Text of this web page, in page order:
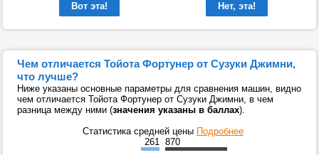
Вот эта!
Нет, эта!
Чем отличается Тойота Фортунер от Сузуки Джимни,
что лучше?
Ниже указаны основные параметры для сравнения машин, видно
чем отличается Тойота Фортунер от Сузуки Джимни, в чем
разница между ними (значения указаны в баллах).
Статистика средней цены Подробнее
261 870